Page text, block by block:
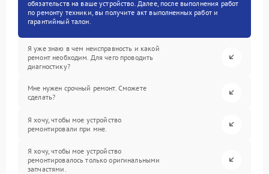
обязательств на ваше устройство. Далее, после выполнения работ
по ремонту техники, вы получите акт выполненных работ и
гарантийный талон.
Я уже знаю в чем неисправность и какой
ремонт необходим. Для чего проводить
диагностику?
Мне нужен срочный ремонт. Сможете
сделать?
Я хочу, чтобы мое устройство
ремонтировали при мне.
Я хочу, чтобы мое устройство
ремонтировалось только оригинальными
запчастями.